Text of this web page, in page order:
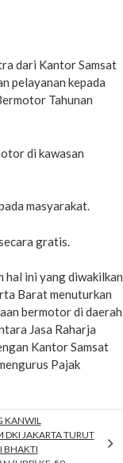
dari Kantor Samsat
pelayanan kepada
Tahunan
di kawasan
masyarakat.
gratis.
hal ini yang diwakilkan
Barat menuturkan
bermotor di daerah
Jasa Raharja
Kantor Samsat
Pajak
KANWIL
JAKARTA TURUT
BHAKTI